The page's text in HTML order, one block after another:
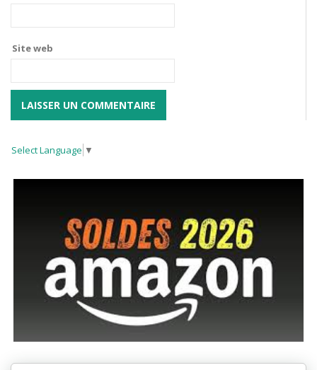
Site web
Select Language ▼